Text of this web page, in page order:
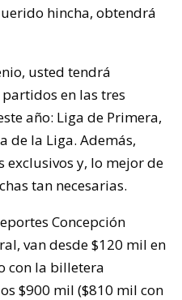
hincha, obtendrá
usted tendrá
en las tres
año: Liga de Primera,
de la Liga. Además,
exclusivos y, lo mejor de
tan necesarias.
Concepción
van desde $120 mil en
con la billetera
$900 mil ($810 mil con